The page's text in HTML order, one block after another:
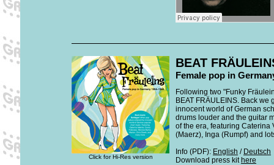
Click for Hi-Res version
BEAT
Female pop in
Following two "Funky
BEAT FRÄULEINS. Back
innocent world of German
drums louder and the guitar
of the era, featuring Caterina
(Maerz), Inga (Rumpf) and
Info (PDF): English / Deutsch
Download press kit here